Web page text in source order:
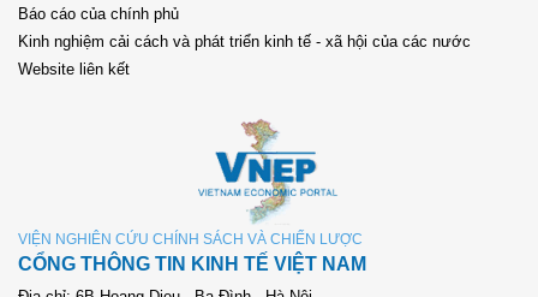
Báo cáo của chính phủ
Kinh nghiệm cải cách và phát triển kinh tế - xã hội của các nước
Website liên kết
VIỆN NGHIÊN CỨU CHÍNH SÁCH VÀ CHIẾN LƯỢC
CỔNG THÔNG TIN KINH TẾ VIỆT NAM